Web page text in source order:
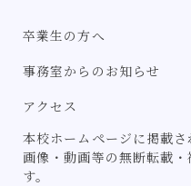
卒業生の方へ
事務室からのお知らせ
アクセス
本校ホームページに掲載さ
画像・動画等の無断転載・
す。